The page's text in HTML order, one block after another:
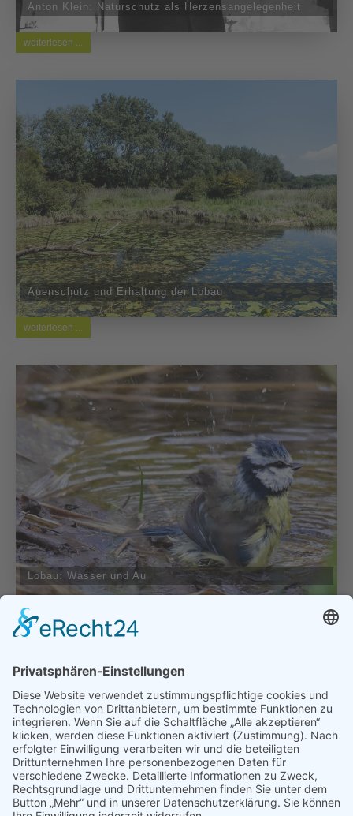
Anton Klein: Naturschutz als Herzensangelegenheit
weiterlesen ...
Auenschutz und Erhaltung der Lobau
weiterlesen ...
Lobau: Wasser und Au
weiterlesen ...